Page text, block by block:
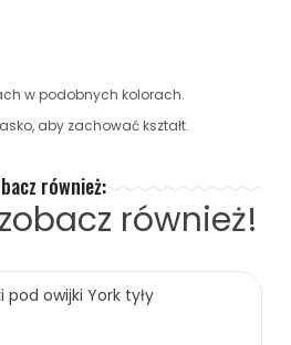
w podobnych kolorach.
aby zachować kształt.
również:
zobacz również!
pod owijki York tyły